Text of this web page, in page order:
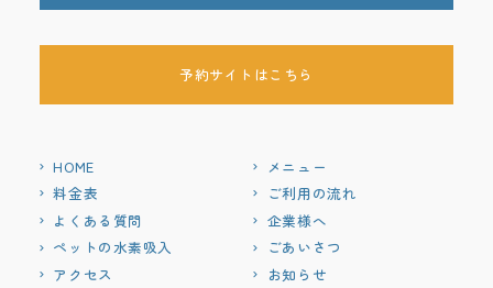
予約サイトはこちら
HOME
メニュー
料金表
ご利用の流れ
よくある質問
企業様へ
ペットの水素吸入
ごあいさつ
アクセス
お知らせ